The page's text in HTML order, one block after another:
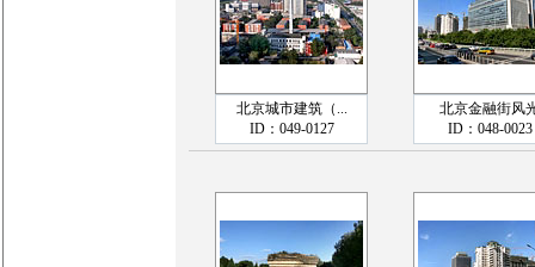
北京城市建筑（...
ID：049-0127
北京金融街风
ID：048-0023